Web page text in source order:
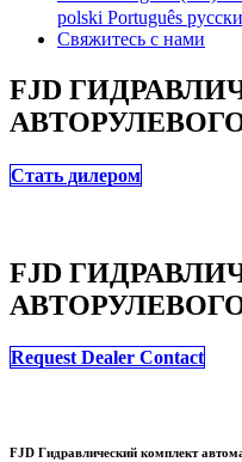
polski Português
Свяжитесь с нами
FJD
Стать дилером
FJD
Request Dealer Contact
FJD Гидравлический комплект